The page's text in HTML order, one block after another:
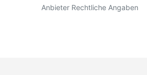
Anbieter Rechtliche Angaben